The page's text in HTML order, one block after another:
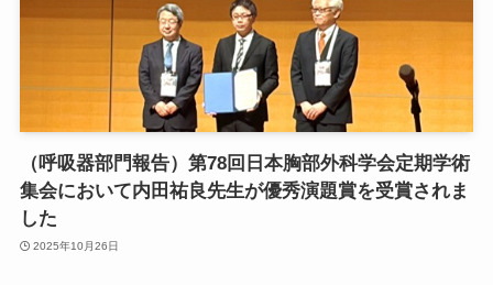
（呼吸器部門報告）第78回日本胸部外科学会定期学術
集会において内田祐良先生が優秀演題賞を受賞されま
した
2025年10月26日